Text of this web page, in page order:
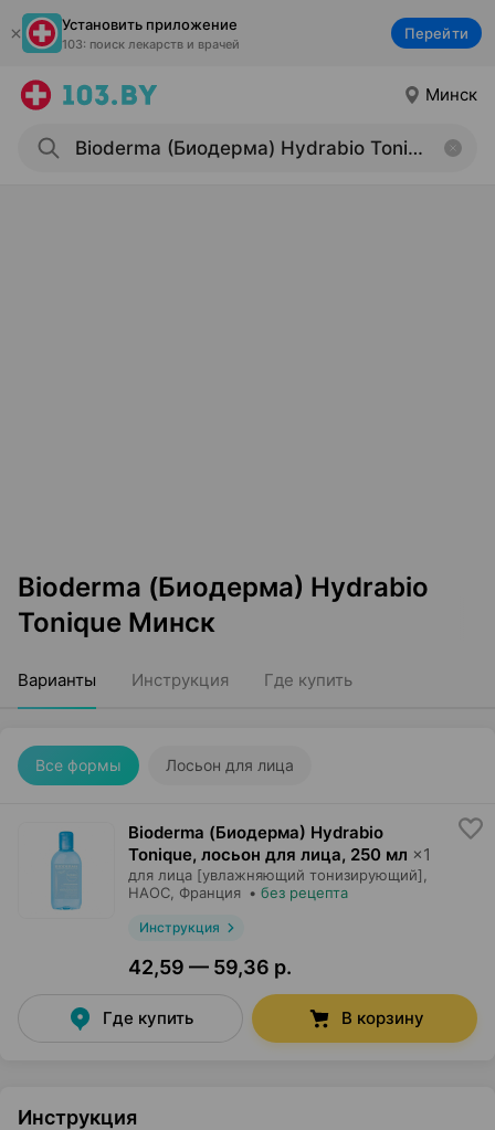
Установить приложение
103: поиск лекарств и врачей
Перейти
Минск
Bioderma (Биодерма) Hydrabio
Tonique Минск
Варианты Инструкция Где купить
Все формы Лосьон для лица
Bioderma (Биодерма) Hydrabio
Tonique, лосьон для лица, 250 мл ×1
для лица [увлажняющий тонизирующий],
НАОС , Франция • без рецепта
Инструкция
42,59 — 59,36 р.
Где купить В корзину
Инструкция